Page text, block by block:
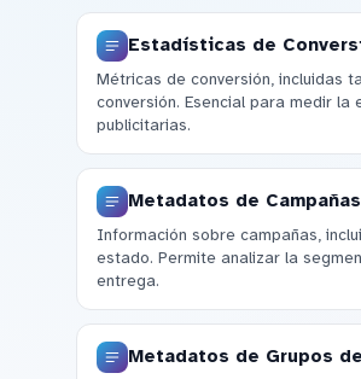
Estadísticas de
Métricas de conversión, incluidas
conversión. Esencial para medir
publicitarias.
Metadatos de Campañas
Información sobre campañas,
estado. Permite analizar la
entrega.
Metadatos de Grupos